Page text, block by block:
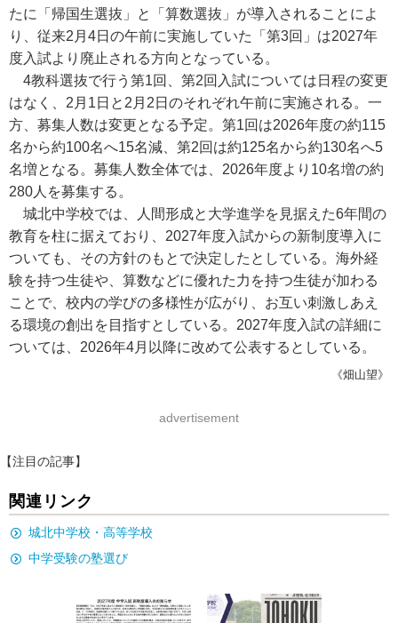
たに「帰国生選抜」と「算数選抜」が導入されることによ
り、従来2月4日の午前に実施していた「第3回」は2027年
度入試より廃止される方向となっている。
4教科選抜で行う第1回、第2回入試については日程の変更
はなく、2月1日と2月2日のそれぞれ午前に実施される。一
方、募集人数は変更となる予定。第1回は2026年度の約115
名から約100名へ15名減、第2回は約125名から約130名へ5
名増となる。募集人数全体では、2026年度より10名増の約
280人を募集する。
城北中学校では、人間形成と大学進学を見据えた6年間の
教育を柱に据えており、2027年度入試からの新制度導入に
ついても、その方針のもとで決定したとしている。海外経
験を持つ生徒や、算数などに優れた力を持つ生徒が加わる
ことで、校内の学びの多様性が広がり、お互い刺激しあえ
る環境の創出を目指すとしている。2027年度入試の詳細に
ついては、2026年4月以降に改めて公表するとしている。
《畑山望》
advertisement
【注目の記事】
関連リンク
城北中学校・高等学校
中学受験の塾選び